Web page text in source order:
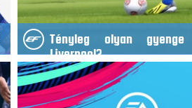
Tényleg olyan
Liverpool?